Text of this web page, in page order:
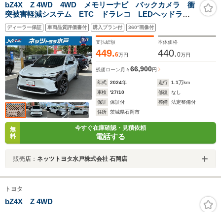
bZ4X Z 4WD 4WD メモリーナビ バックカメラ 衝
突被害軽減システム ETC ドラレコ LEDヘッドラン
プ ワンオーナー 記録簿
ディーラー保証 車両品質評価書付 購入プラン付 360°画像付
支払総額
449.6万円
本体価格
440.0万円
残価ローン 月々66,900円
年式 2024年 走行 1.1万km
車検
'27/10 修復
なし
保証
保証付 整備
法定整備付
住所
茨城県石岡市
無
料
今すぐ在庫確認・見積依頼
電話する
販売店： ネッツトヨタ水戸株式会社 石岡店
トヨタ
bZ4X Z 4WD